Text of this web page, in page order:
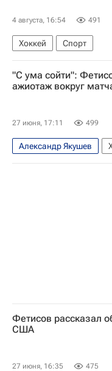
4 августа, 16:54 491
Хоккей
Спорт
Московская область
Вячеслав Фетисов
Александр Овечкин
Андрей Марков
"С ума сойти":
ажиотаж вокруг
27 июня, 17:11 499
Александр Якушев
Вячеслав Фетисов
Фетисов рассказал
США
27 июня, 16:35 475